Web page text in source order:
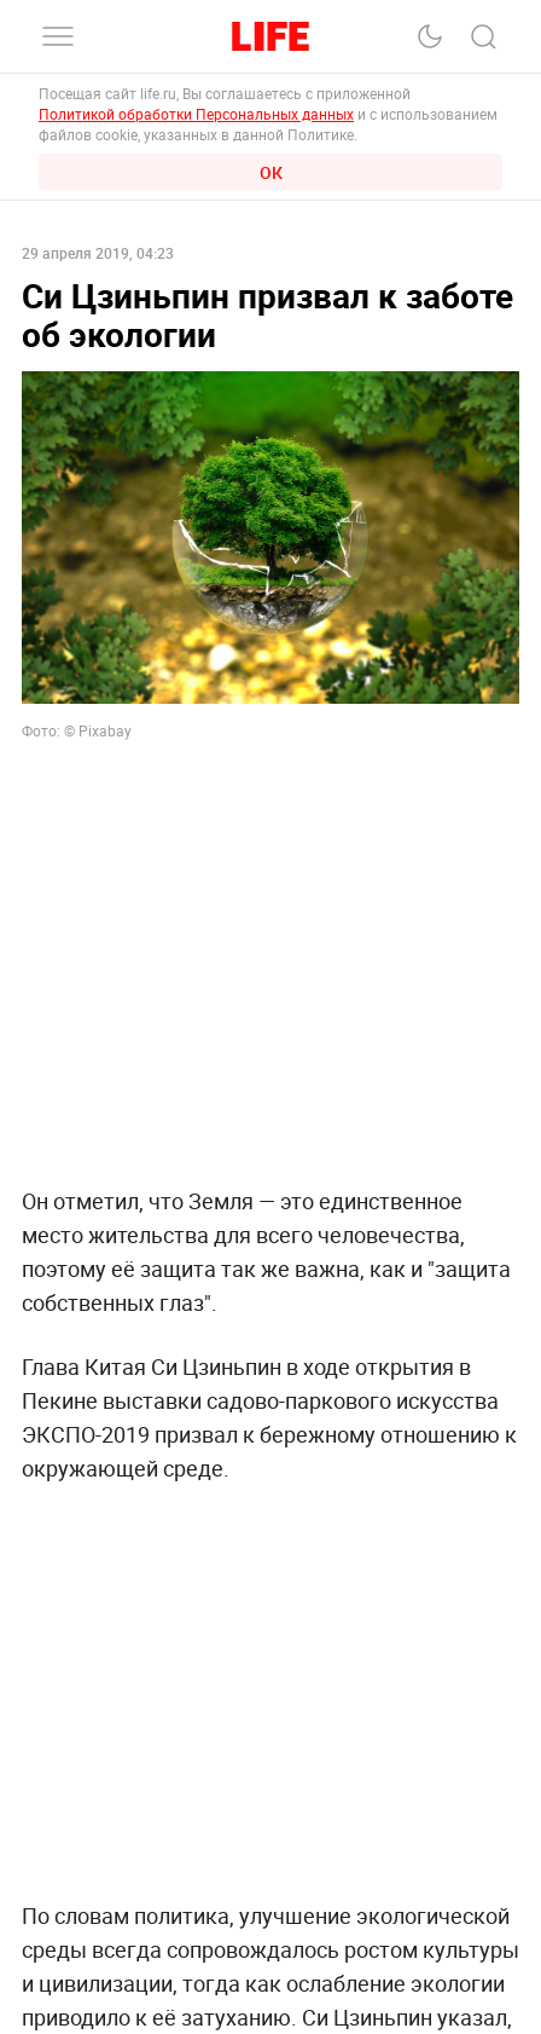
Посещая сайт life.ru, Вы соглашаетесь с приложенной
Политикой обработки Персональных данных и с использованием
файлов cookie, указанных в данной Политике.
ОК
29 апреля 2019, 04:23
Си Цзиньпин призвал к заботе
об экологии
Фото: © Pixabay
Он отметил, что Земля — это единственное
место жительства для всего человечества,
поэтому её защита так же важна, как и "защита
собственных глаз".
Глава Китая Си Цзиньпин в ходе открытия в
Пекине выставки садово-паркового искусства
ЭКСПО-2019 призвал к бережному отношению к
окружающей среде.
По словам политика, улучшение экологической
среды всегда сопровождалось ростом культуры
и цивилизации, тогда как ослабление экологии
приводило к её затуханию. Си Цзиньпин указал,